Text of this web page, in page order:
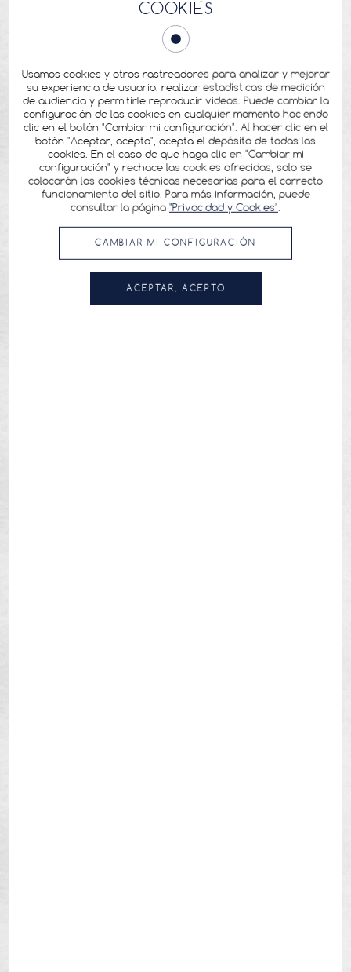
COOKIES
Usamos cookies y otros rastreadores para analizar y mejorar
su experiencia de usuario, realizar estadísticas de medición
de audiencia y permitirle reproducir videos. Puede cambiar la
configuración de las cookies en cualquier momento haciendo
clic en el botón "Cambiar mi configuración". Al hacer clic en el
botón "Aceptar, acepto", acepta el depósito de todas las
cookies. En el caso de que haga clic en "Cambiar mi
configuración" y rechace las cookies ofrecidas, solo se
colocarán las cookies técnicas necesarias para el correcto
funcionamiento del sitio. Para más información, puede
consultar la página "Privacidad y Cookies".
CAMBIAR MI CONFIGURACIÓN
ACEPTAR, ACEPTO